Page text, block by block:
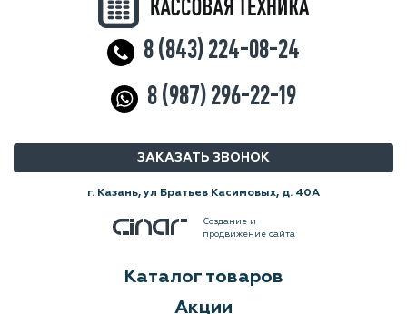
8 (843) 224-08-24
8 (987) 296-22-19
ЗАКАЗАТЬ ЗВОНОК
г. Казань, ул Братьев Касимовых, д. 40А
Создание и
продвижение сайта
Каталог товаров
Акции